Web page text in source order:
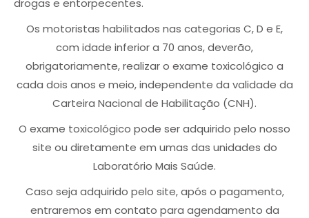
drogas e entorpecentes.
Os motoristas habilitados nas categorias C, D e E,
com idade inferior a 70 anos, deverão,
obrigatoriamente, realizar o exame toxicológico a
cada dois anos e meio, independente da validade da
Carteira Nacional de Habilitação (CNH).
O exame toxicológico pode ser adquirido pelo nosso
site ou diretamente em umas das unidades do
Laboratório Mais Saúde.
Caso seja adquirido pelo site, após o pagamento,
entraremos em contato para agendamento da